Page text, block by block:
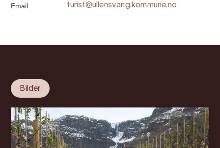
Email turist@ullensvang.kommune.no
Bilder